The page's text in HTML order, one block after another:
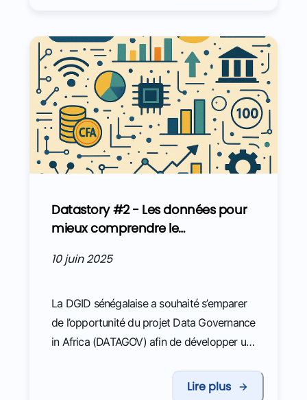
2024 visent à mieux détecter les anomalies
et les fraudes grâce à une base de données
plus facilement exploitable pour les agents.
Les travaux font suite à ceux développés
dans le cadre du projet DATAFID en 2023.
Datastory #2 - Les données pour
mieux comprendre le
numérique et exploiter son
10 juin 2025
La DGID sénégalaise a souhaité s’emparer
de l’opportunité du projet Data Governance
in Africa (DATAGOV) afin de développer un
d’incivisme fiscal. L’équipe DATAGOV est
Lire plus